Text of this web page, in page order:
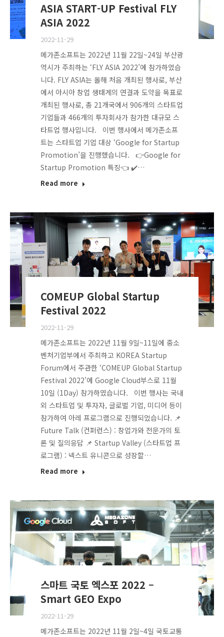
ASIA START-UP Festival FLY
ASIA 2022
2022-11-29
메가존소프트는 2022년 11월 22일~24일 부산광
역시가 주최하는 ‘FLY ASIA 2022’에 참가하였습
니다. FLY ASIA는 올해 처음 개최된 행사로, 부산
에서 아시아 창업 생태계의 연결과 도약을 목표로
개최된 행사로, 총 21개국에서 906개의 스타트업
기업들과 466개의 투자회사가 참가한 대규모 스
타트업 행사입니다. 이번 행사에서 메가존소프
트는 스타트업 기업 대상 ‘Google for Startup
Promotion’을 진행했습니다. 👉Google for
Startup Promotion 특징👈 ✔️…
Read more
COMEUP Global Startup
Festival 2022
2022-11-29
메가존소프트는 2022년 11월 9일~11일에 중소
벤처기업부에서 주최하고 KOREA Startup
Forum에서 주관한 ‘COMEUP Global Startup
Festival 2022’에 Google Cloud부스로 11월
10일 (1Day) 참가하였습니다. 이번 행사는 국내
외 스타트업 및 투자자, 글로벌 기업, 미디어 등이
참가하여 아레 프로그램으로 진행되었습니다. 📌
Future Talk (컨퍼런스) : 창업가와 전문가의 토
론 및 질의응답 📌 Startup Valley (스타트업 프
로그램) : 넥스트 유니콘으로 성장할…
Read more
스마트 국토 엑스포 2022 –
Smart GEO Expo
2022-11-29
메가존소프트는 2022년 11월 2일~4일 국토교통